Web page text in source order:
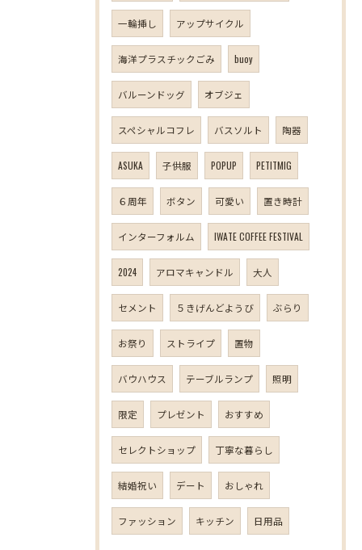
一輪挿し アップサイクル
海洋プラスチックごみ buoy
バルーンドッグ オブジェ
スペシャルコフレ バスソルト 陶器
ASUKA 子供服 POPUP PETITMIG
６周年 ボタン 可愛い 置き時計
インターフォルム IWATE COFFEE FESTIVAL
2024 アロマキャンドル 大人
セメント ５きげんどようび ぶらり
お祭り ストライプ 置物
バウハウス テーブルランプ 照明
限定 プレゼント おすすめ
セレクトショップ 丁寧な暮らし
結婚祝い デート おしゃれ
ファッション キッチン 日用品